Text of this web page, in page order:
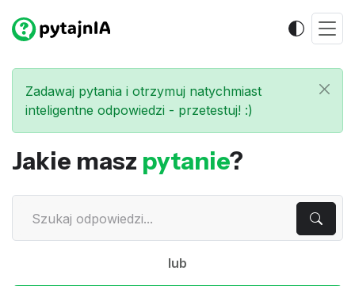
Zadawaj pytania i otrzymuj natychmiast
inteligentne odpowiedzi - przetestuj! :)
Jakie masz pytanie?
lub